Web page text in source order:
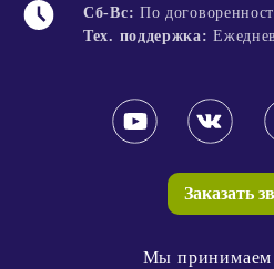
Сб-Вс: По
Тех. поддержка:
Заказать
Мы принимаем